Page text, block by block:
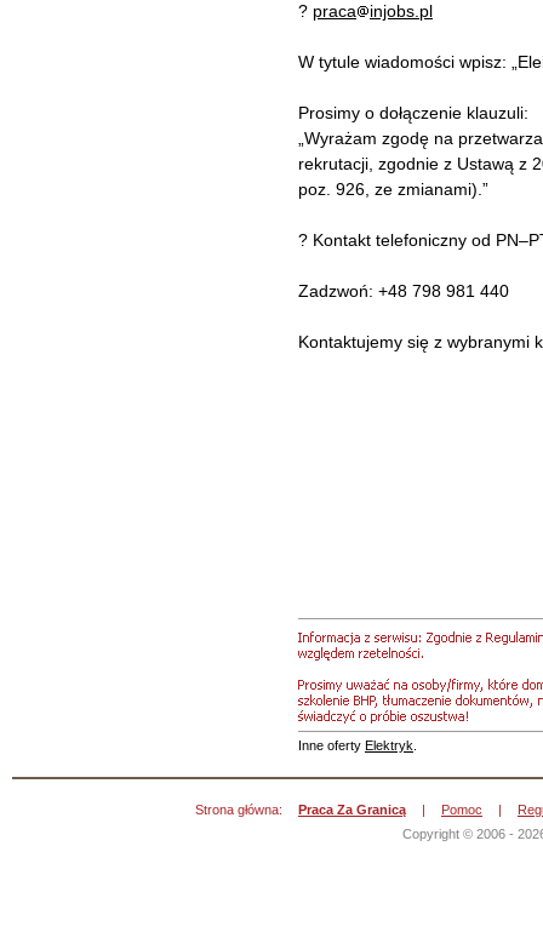
? praca injobs.pl
W tytule wiadomości wpisz:
Prosimy o dołączenie klauzuli:
„Wyrażam zgodę na
rekrutacji, zgodnie z Ustawą z
poz. 926, ze zmianami).”
? Kontakt telefoniczny od
Zadzwoń: +48 798 981 440
Kontaktujemy się z wybranymi
Inne oferty Elektryk
Strona główna: Praca Za Granicą | Pomoc |
Copyright © 2006 -